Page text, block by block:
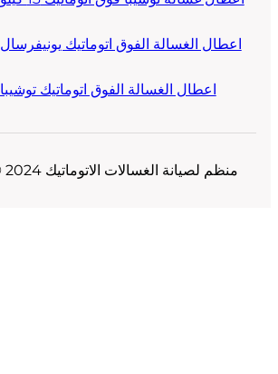
اعطال الغسالة الفوق اتوماتيك يونيفرسال
اعطال الغسالة الفوق اتوماتيك توشيبا
Copyright © 2024 منظم لصيانة الغسالات الاتوماتيك